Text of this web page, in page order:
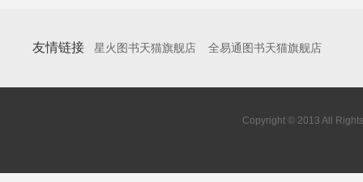
友情链接 星火图书天猫旗舰店 全易通图书天猫旗舰店
Copyright © 2013 All